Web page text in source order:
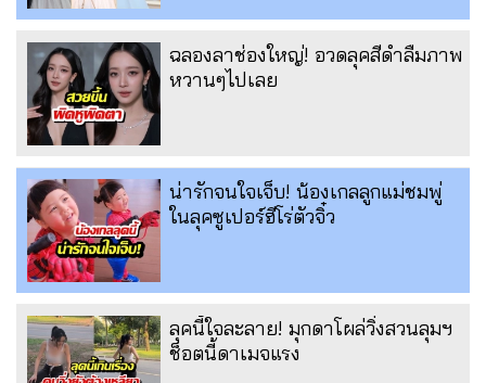
ฉลองลาช่องใหญ่! อวดลุคสีดำลืมภาพ
หวานๆไปเลย
น่ารักจนใจเจ็บ! น้องเกลลูกแม่ชมพู่
ในลุคซูเปอร์ฮีโร่ตัวจิ๋ว
ลุคนี้ใจละลาย! มุกดาโผล่วิ่งสวนลุมฯ
ช็อตนี้ดาเมจแรง